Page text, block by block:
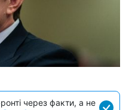
через факти, а не